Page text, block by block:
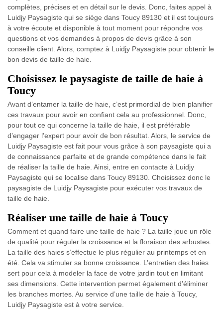
complètes, précises et en détail sur le devis. Donc, faites appel à
Luidjy Paysagiste qui se siège dans Toucy 89130 et il est toujours
à votre écoute et disponible à tout moment pour répondre vos
questions et vos demandes à propos de devis grâce à son
conseille client. Alors, comptez à Luidjy Paysagiste pour obtenir le
bon devis de taille de haie.
Choisissez le paysagiste de taille de haie à
Toucy
Avant d’entamer la taille de haie, c’est primordial de bien planifier
ces travaux pour avoir en confiant cela au professionnel. Donc,
pour tout ce qui concerne la taille de haie, il est préférable
d’engager l’expert pour avoir de bon résultat. Alors, le service de
Luidjy Paysagiste est fait pour vous grâce à son paysagiste qui a
de connaissance parfaite et de grande compétence dans le fait
de réaliser la taille de haie. Ainsi, entre en contacte à Luidjy
Paysagiste qui se localise dans Toucy 89130. Choisissez donc le
paysagiste de Luidjy Paysagiste pour exécuter vos travaux de
taille de haie.
Réaliser une taille de haie à Toucy
Comment et quand faire une taille de haie ? ​​La taille joue un rôle
de qualité pour réguler la croissance et la floraison des arbustes.
La taille des haies s’effectue le plus régulier au printemps et en
été. Cela va stimuler sa bonne croissance. L’entretien des haies
sert pour cela à modeler la face de votre jardin tout en limitant
ses dimensions. Cette intervention permet également d’éliminer
les branches mortes. Au service d’une taille de haie à Toucy,
Luidjy Paysagiste est à votre service.